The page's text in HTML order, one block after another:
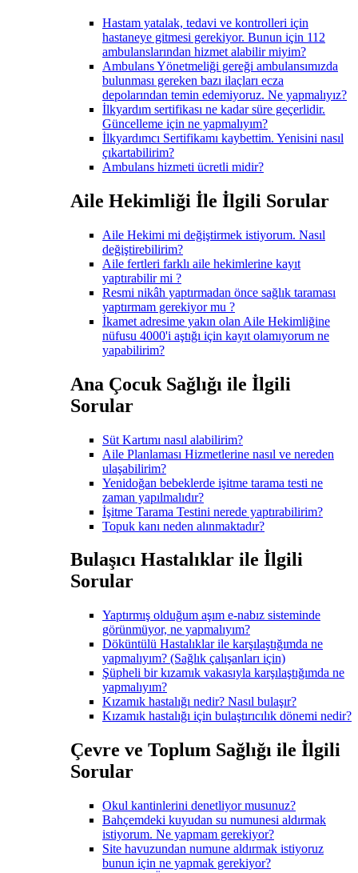
Hastam yatalak, tedavi ve kontrolleri için
hastaneye gitmesi gerekiyor. Bunun için 112
ambulanslarından hizmet alabilir miyim?
Ambulans Yönetmeliği gereği ambulansımızda
bulunması gereken bazı ilaçları ecza
depolarından temin edemiyoruz. Ne yapmalıyız?
İlkyardım sertifikası ne kadar süre geçerlidir.
Güncelleme için ne yapmalıyım?
İlkyardımcı Sertifikamı kaybettim. Yenisini nasıl
çıkartabilirim?
Ambulans hizmeti ücretli midir?
Aile Hekimliği İle İlgili Sorular
Aile Hekimi mi değiştirmek istiyorum. Nasıl
değiştirebilirim?
Aile fertleri farklı aile hekimlerine kayıt
yaptırabilir mi ?
Resmi nikâh yaptırmadan önce sağlık taraması
yaptırmam gerekiyor mu ?
İkamet adresime yakın olan Aile Hekimliğine
nüfusu 4000'i aştığı için kayıt olamıyorum ne
yapabilirim?
Ana Çocuk Sağlığı ile İlgili
Sorular
Süt Kartımı nasıl alabilirim?
Aile Planlaması Hizmetlerine nasıl ve nereden
ulaşabilirim?
Yenidoğan bebeklerde işitme tarama testi ne
zaman yapılmalıdır?
İşitme Tarama Testini nerede yaptırabilirim?
Topuk kanı neden alınmaktadır?
Bulaşıcı Hastalıklar ile İlgili
Sorular
Yaptırmış olduğum aşım e-nabız sisteminde
görünmüyor, ne yapmalıyım?
Döküntülü Hastalıklar ile karşılaştığımda ne
yapmalıyım? (Sağlık çalışanları için)
Şüpheli bir kızamık vakasıyla karşılaştığımda ne
yapmalıyım?
Kızamık hastalığı nedir? Nasıl bulaşır?
Kızamık hastalığı için bulaştırıcılık dönemi nedir?
Çevre ve Toplum Sağlığı ile İlgili
Sorular
Okul kantinlerini denetliyor musunuz?
Bahçemdeki kuyudan su numunesi aldırmak
istiyorum. Ne yapmam gerekiyor?
Site havuzundan numune aldırmak istiyoruz
bunun için ne yapmak gerekiyor?